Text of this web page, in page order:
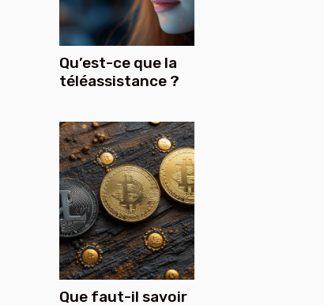
Qu’est-ce que la
téléassistance ?
Que faut-il savoir